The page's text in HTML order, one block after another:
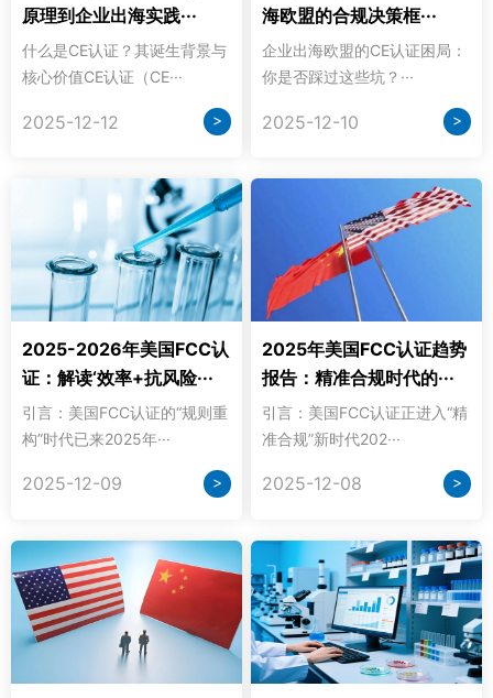
原理到企业出海实践···
什么是CE认证？其诞生背景与
核心价值CE认证（CE···
2025-12-12 >
海欧盟的合规决策框···
企业出海欧盟的CE认证困局：
你是否踩过这些坑？···
2025-12-10 >
2025-2026年美国FCC认
证：解读‘效率+抗风险···
引言：美国FCC认证的“规则重
构”时代已来2025年···
2025-12-09 >
2025年美国FCC认证趋势
报告：精准合规时代的···
引言：美国FCC认证正进入“精
准合规”新时代202···
2025-12-08 >